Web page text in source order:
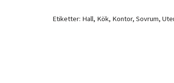
Etiketter: Hall, Kök, Kontor, Sovrum,